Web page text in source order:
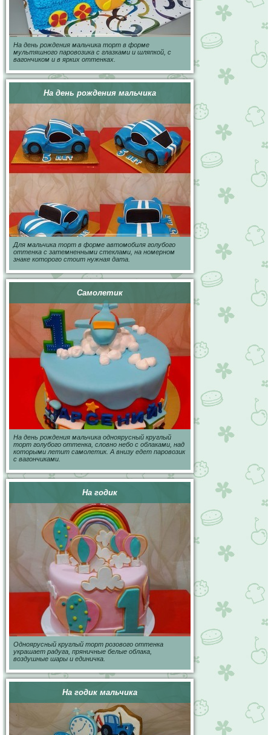
На день рождения мальчика торт в форме
мультяшного паровозика с глазками и шляпкой, с
вагончиком и в ярких оттенках.
На день рождения мальчика
Для мальчика торт в форме автомобиля голубого
оттенка с затемненными стеклами, на номерном
знаке которого стоит нужная дата.
Самолетик
На день рождения мальчика одноярусный круглый
торт голубого оттенка, словно небо с облаками, над
которыми летит самолетик. А внизу едет паровозик
с вагончиками.
На годик
Одноярусный круглый торт розового оттенка
украшает радуга, пряничные белые облака,
воздушные шары и единичка.
На годик мальчика